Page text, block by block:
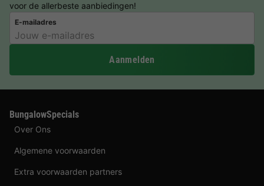
voor de allerbeste aanbiedingen!
E-mailadres
Aanmelden
BungalowSpecials
Over Ons
Algemene voorwaarden
Extra voorwaarden partners